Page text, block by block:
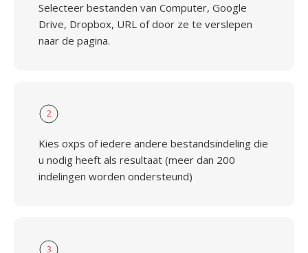
Selecteer bestanden van Computer, Google
Drive, Dropbox, URL of door ze te verslepen
naar de pagina.
2
Kies oxps of iedere andere bestandsindeling die
u nodig heeft als resultaat (meer dan 200
indelingen worden ondersteund)
3